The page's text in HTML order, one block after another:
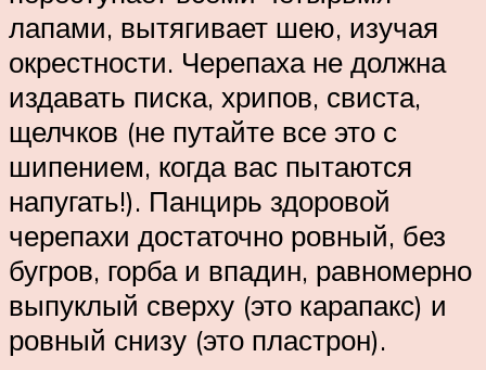
лапами, вытягивает шею, изучая
окрестности. Черепаха не должна
издавать писка, хрипов, свиста,
щелчков (не путайте все это с
шипением, когда вас пытаются
напугать!). Панцирь здоровой
черепахи достаточно ровный, без
бугров, горба и впадин, равномерно
выпуклый сверху (это карапакс) и
ровный снизу (это пластрон).